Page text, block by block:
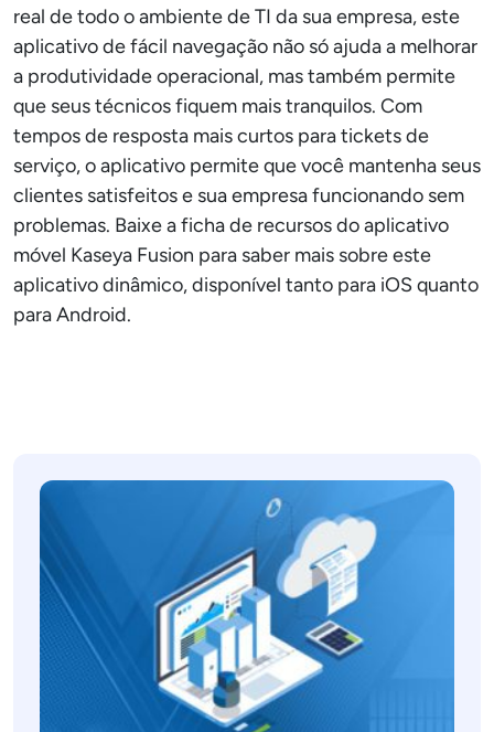
real de todo o ambiente de TI da sua empresa, este
aplicativo de fácil navegação não só ajuda a melhorar
a produtividade operacional, mas também permite
que seus técnicos fiquem mais tranquilos. Com
tempos de resposta mais curtos para tickets de
serviço, o aplicativo permite que você mantenha seus
clientes satisfeitos e sua empresa funcionando sem
problemas. Baixe a ficha de recursos do aplicativo
móvel Kaseya Fusion para saber mais sobre este
aplicativo dinâmico, disponível tanto para iOS quanto
para Android.